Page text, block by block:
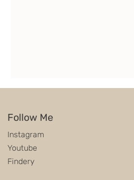
Follow Me
Instagram
Youtube
Findery